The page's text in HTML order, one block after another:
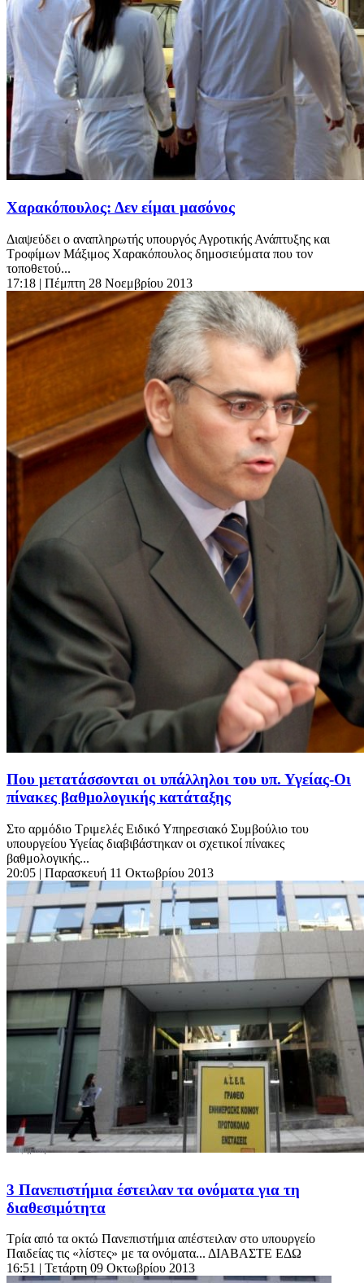
Χαρακόπουλος: Δεν είμαι μασόνος
Διαψεύδει ο αναπληρωτής υπουργός Αγροτικής Ανάπτυξης και
Τροφίμων Μάξιμος Χαρακόπουλος δημοσιεύματα που τον
τοποθετού...
17:18 | Πέμπτη 28 Νοεμβρίου 2013
Που μετατάσσονται οι υπάλληλοι του υπ. Υγείας-Οι
πίνακες βαθμολογικής κατάταξης
Στο αρμόδιο Τριμελές Ειδικό Υπηρεσιακό Συμβούλιο του
υπουργείου Υγείας διαβιβάστηκαν οι σχετικοί πίνακες
βαθμολογικής...
20:05 | Παρασκευή 11 Οκτωβρίου 2013
3 Πανεπιστήμια έστειλαν τα ονόματα για τη
διαθεσιμότητα
Τρία από τα οκτώ Πανεπιστήμια απέστειλαν στο υπουργείο
Παιδείας τις «λίστες» με τα ονόματα... ΔΙΑΒΑΣΤΕ ΕΔΩ
16:51 | Τετάρτη 09 Οκτωβρίου 2013